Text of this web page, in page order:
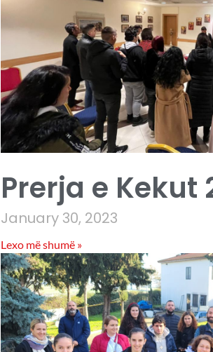
Prerja e Kekut
January 30, 2023
Lexo më shumë »